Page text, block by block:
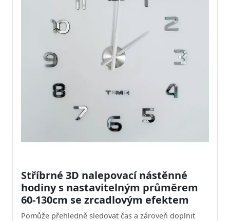
Stříbrné 3D nalepovací nástěnné
hodiny s nastavitelným průměrem
60-130cm se zrcadlovým efektem
Pomůže přehledně sledovat čas a zároveň doplnit